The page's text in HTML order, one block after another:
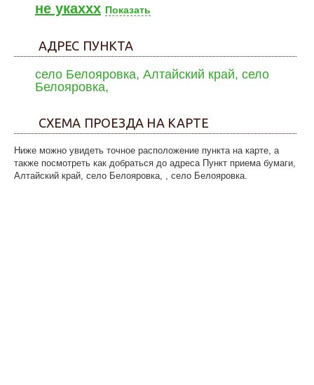
не укаxxx Показать
АДРЕС ПУНКТА
село Белояровка, Алтайский край, село
Белояровка,
СХЕМА ПРОЕЗДА НА КАРТЕ
Ниже можно увидеть точное расположение пункта на карте, а
также посмотреть как добраться до адреса Пункт приема бумаги,
Алтайский край, село Белояровка, , село Белояровка.